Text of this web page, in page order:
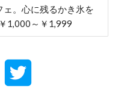
ェ。心に残るかき氷を
1,000～￥1,999